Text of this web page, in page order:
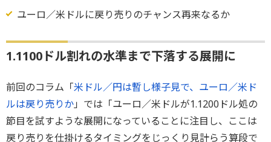
ユーロ／米ドルに戻り売りのチャンス再来なるか
1.1100ドル割れの水準まで下落する展開に
前回のコラム「米ドル／円は暫し様子見で、ユーロ／米ド
ルは戻り売りか」では「ユーロ／米ドルが1.1200ドル処の
節目を試すような展開になっていることに注目し、ここは
戻り売りを仕掛けるタイミングをじっくり見計らう算段で